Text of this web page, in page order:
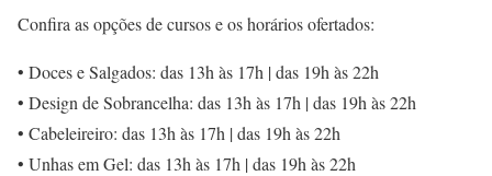
Confira as opções de cursos e os horários ofertados:
• Doces e Salgados: das 13h às 17h | das 19h às 22h
• Design de Sobrancelha: das 13h às 17h | das 19h às 22h
• Cabeleireiro: das 13h às 17h | das 19h às 22h
• Unhas em Gel: das 13h às 17h | das 19h às 22h